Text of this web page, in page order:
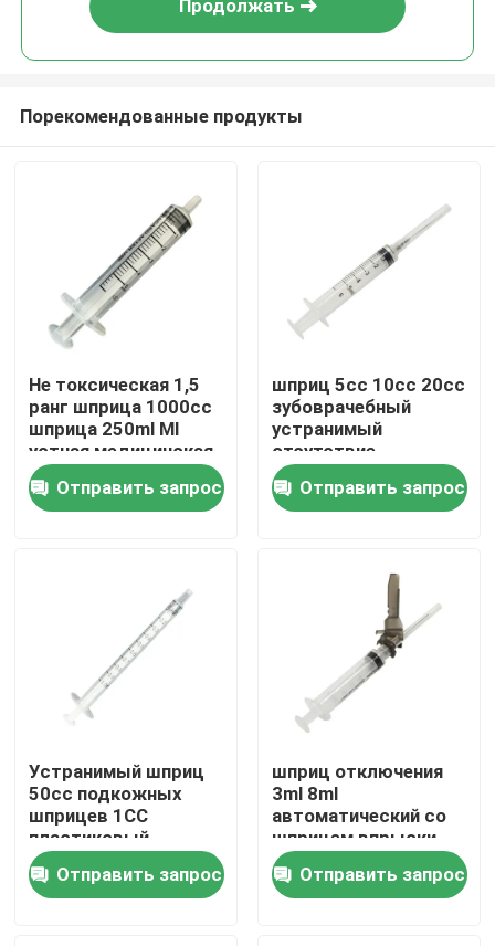
Главная страница
Продукция
О Компании
контроль качества
контактные данные
Отправить запрос
Медицинская силиконовая резина
Продолжать
Порекомендованные продукты
Не токсическая 1,5
ранг шприца 1000cc
шприца 250ml Ml
устная медицинская
Отправить запрос
шприц 5cc 10cc 20cc
зубоврачебный
устранимый
отсутствие
аксессуаров шприца
иглыОтправить запрос
Устранимый шприц
50cc подкожных
шприцев 1CC
пластиковый
медицинский
Отправить запрос
шприц отключения
3ml 8ml
автоматический со
шприцем впрыски
иглы устранимым
Отправить запрос